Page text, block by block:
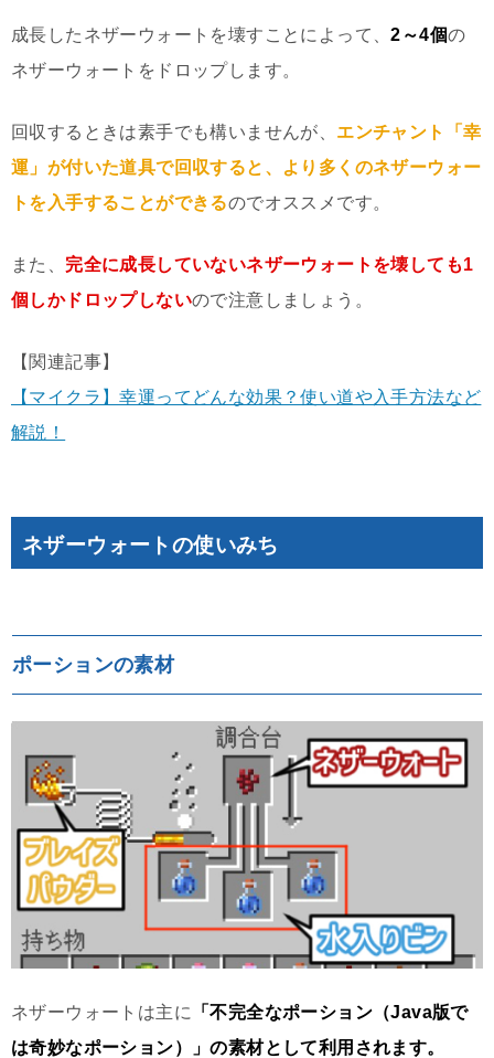
成長したネザーウォートを壊すことによって、2～4個の
ネザーウォートをドロップします。
回収するときは素手でも構いませんが、 エンチャント「幸
運」が付いた道具で回収すると、より多くのネザーウォー
トを入手することができるのでオススメです。
また、 完全に成長していないネザーウォートを壊しても1
個しかドロップしないので注意しましょう。
【関連記事】
【マイクラ】幸運ってどんな効果？使い道や入手方法など
解説！
ネザーウォートの使いみち
ポーションの素材
ネザーウォートは主に
「不完全なポーション（Java版で
は奇妙なポーション）」の素材として利用されます。